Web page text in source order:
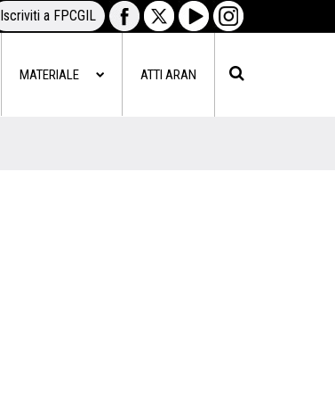
Iscriviti a FPCGIL
MATERIALE ATTI ARAN